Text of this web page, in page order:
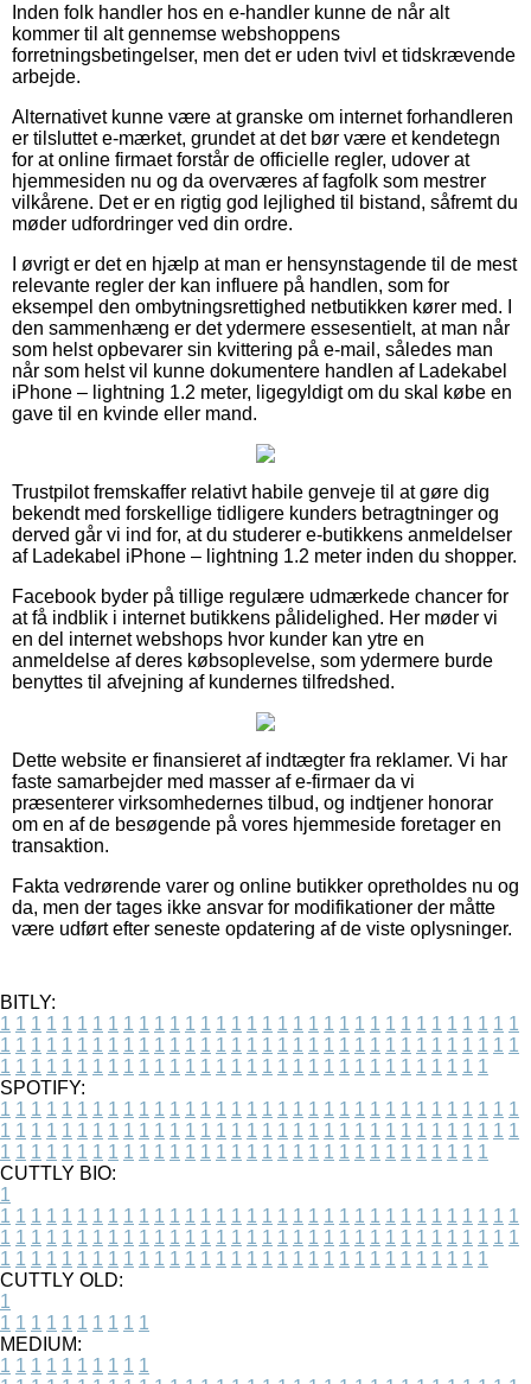
Inden folk handler hos en e-handler kunne de når alt
kommer til alt gennemse webshoppens
forretningsbetingelser, men det er uden tvivl et tidskrævende
arbejde.
Alternativet kunne være at granske om internet forhandleren
er tilsluttet e-mærket, grundet at det bør være et kendetegn
for at online firmaet forstår de officielle regler, udover at
hjemmesiden nu og da overværes af fagfolk som mestrer
vilkårene. Det er en rigtig god lejlighed til bistand, såfremt du
møder udfordringer ved din ordre.
I øvrigt er det en hjælp at man er hensynstagende til de mest
relevante regler der kan influere på handlen, som for
eksempel den ombytningsrettighed netbutikken kører med. I
den sammenhæng er det ydermere essesentielt, at man når
som helst opbevarer sin kvittering på e-mail, således man
når som helst vil kunne dokumentere handlen af Ladekabel
iPhone – lightning 1.2 meter, ligegyldigt om du skal købe en
gave til en kvinde eller mand.
Trustpilot fremskaffer relativt habile genveje til at gøre dig
bekendt med forskellige tidligere kunders betragtninger og
derved går vi ind for, at du studerer e-butikkens anmeldelser
af Ladekabel iPhone – lightning 1.2 meter inden du shopper.
Facebook byder på tillige regulære udmærkede chancer for
at få indblik i internet butikkens pålidelighed. Her møder vi
en del internet webshops hvor kunder kan ytre en
anmeldelse af deres købsoplevelse, som ydermere burde
benyttes til afvejning af kundernes tilfredshed.
Dette website er finansieret af indtægter fra reklamer. Vi har
faste samarbejder med masser af e-firmaer da vi
præsenterer virksomhedernes tilbud, og indtjener honorar
om en af de besøgende på vores hjemmeside foretager en
transaktion.
Fakta vedrørende varer og online butikker opretholdes nu og
da, men der tages ikke ansvar for modifikationer der måtte
være udført efter seneste opdatering af de viste oplysninger.
BITLY:
1 1 1 1 1 1 1 1 1 1 1 1 1 1 1 1 1 1 1 1 1 1 1 1 1 1 1 1 1 1 1 1 1 1
1 1 1 1 1 1 1 1 1 1 1 1 1 1 1 1 1 1 1 1 1 1 1 1 1 1 1 1 1 1 1 1 1 1
1 1 1 1 1 1 1 1 1 1 1 1 1 1 1 1 1 1 1 1 1 1 1 1 1 1 1 1 1 1 1 1
SPOTIFY:
1 1 1 1 1 1 1 1 1 1 1 1 1 1 1 1 1 1 1 1 1 1 1 1 1 1 1 1 1 1 1 1 1 1
1 1 1 1 1 1 1 1 1 1 1 1 1 1 1 1 1 1 1 1 1 1 1 1 1 1 1 1 1 1 1 1 1 1
1 1 1 1 1 1 1 1 1 1 1 1 1 1 1 1 1 1 1 1 1 1 1 1 1 1 1 1 1 1 1 1
CUTTLY BIO:
1
1 1 1 1 1 1 1 1 1 1 1 1 1 1 1 1 1 1 1 1 1 1 1 1 1 1 1 1 1 1 1 1 1 1
1 1 1 1 1 1 1 1 1 1 1 1 1 1 1 1 1 1 1 1 1 1 1 1 1 1 1 1 1 1 1 1 1 1
1 1 1 1 1 1 1 1 1 1 1 1 1 1 1 1 1 1 1 1 1 1 1 1 1 1 1 1 1 1 1 1
CUTTLY OLD:
1
1 1 1 1 1 1 1 1 1 1
MEDIUM:
1 1 1 1 1 1 1 1 1 1